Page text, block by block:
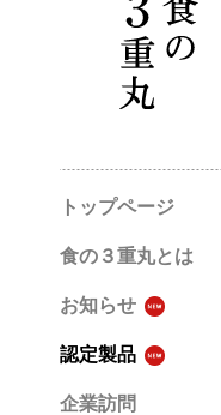
トップページ
食の３重丸とは
お知らせ
認定製品
企業訪問